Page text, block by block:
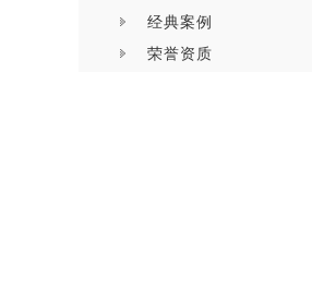
经典案例
荣誉资质